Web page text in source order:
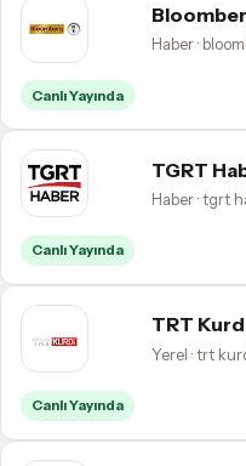
Haber ·
Canlı Yayında
TGRT
Haber · tgrt
Canlı Yayında
TRT
Yerel · trt
Canlı Yayında